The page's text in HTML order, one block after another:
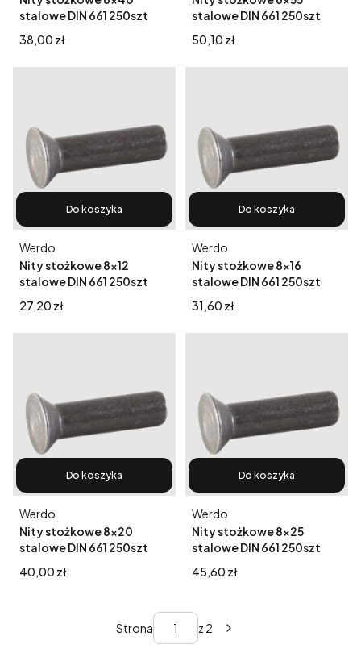
stalowe DIN 661 250szt
Cena
38,00 zł
stalowe DIN 661 250szt
Cena
50,10 zł
Do koszyka
Nity stożkowe 8x12
stalowe DIN 661 250szt
Producent
Werdo
Cena
27,20 zł
Do koszyka
Nity stożkowe 8x16
stalowe DIN 661 250szt
Producent
Werdo
Cena
31,60 zł
Do koszyka
Nity stożkowe 8x20
stalowe DIN 661 250szt
Producent
Werdo
Cena
40,00 zł
Do koszyka
Nity stożkowe 8x25
stalowe DIN 661 250szt
Producent
Werdo
Cena
45,60 zł
Strona z 2